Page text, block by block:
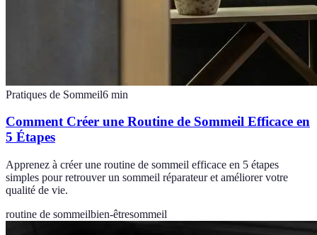
Pratiques de Sommeil6 min
Comment Créer une Routine de Sommeil Efficace en
5 Étapes
Apprenez à créer une routine de sommeil efficace en 5 étapes
simples pour retrouver un sommeil réparateur et améliorer votre
qualité de vie.
routine de sommeilbien-êtresommeil